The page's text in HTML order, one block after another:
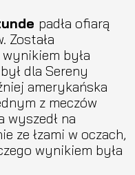
padła ofiarą
Została
była
dla Sereny
amerykańska
z meczów
wyszedł na
ze łzami w oczach,
wynikiem była